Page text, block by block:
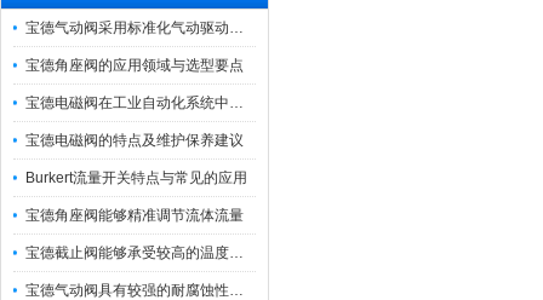
宝德气动阀采用标准化气动驱动设计，可匹配各类工业气源工况
宝德角座阀的应用领域与选型要点
宝德电磁阀在工业自动化系统中的作用
宝德电磁阀的特点及维护保养建议
Burkert流量开关特点与常见的应用
宝德角座阀能够精准调节流体流量
宝德截止阀能够承受较高的温度和压力
宝德气动阀具有较强的耐腐蚀性和抗震性